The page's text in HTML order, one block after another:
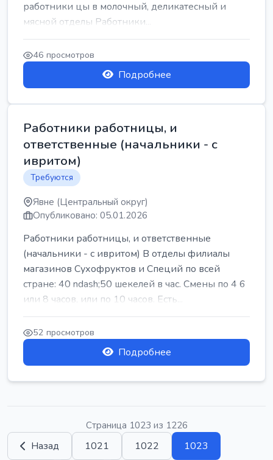
работники цы в молочный, деликатесный и
мясной отделы Работники...
46 просмотров
Подробнее
Работники работницы, и
ответственные (начальники - с
ивритом)
Требуются
Явне (Центральный округ)
Опубликовано: 05.01.2026
Работники работницы, и ответственные
(начальники - с ивритом) В отделы филиалы
магазинов Сухофруктов и Специй по всей
стране: 40 ndash;50 шекелей в час. Смены по 4 6
или 8 часов, или по 10 часов. Есть...
52 просмотров
Подробнее
Страница 1023 из 1226
Назад 1021 1022 1023